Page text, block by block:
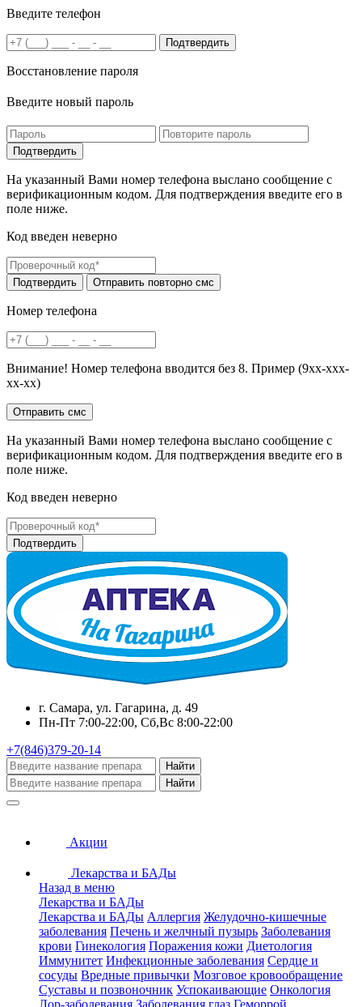
Введите телефон
Подтвердить
Восстановление пароля
Введите новый пароль
На указанный Вами номер телефона выслано сообщение с
верификационным кодом. Для подтверждения введите его в
поле ниже.
Код введен неверно
Номер телефона
Внимание! Номер телефона вводится без 8. Пример (9хх-ххх-
хх-хх)
На указанный Вами номер телефона выслано сообщение с
верификационным кодом. Для подтверждения введите его в
поле ниже.
Код введен неверно
г. Самара, ул. Гагарина, д. 49
Пн-Пт 7:00-22:00, Сб,Вс 8:00-22:00
+7(846)379-20-14
Найти
Найти
Акции
Лекарства и БАДы
Назад в меню
Лекарства и БАДы
Лекарства и БАДы Аллергия Желудочно-кишечные
заболевания Печень и желчный пузырь Заболевания
крови Гинекология Поражения кожи Диетология
Иммунитет Инфекционные заболевания Сердце и
сосуды Вредные привычки Мозговое кровообращение
Суставы и позвоночник Успокаивающие Онкология
Лор-заболевания Заболевания глаз Геморрой